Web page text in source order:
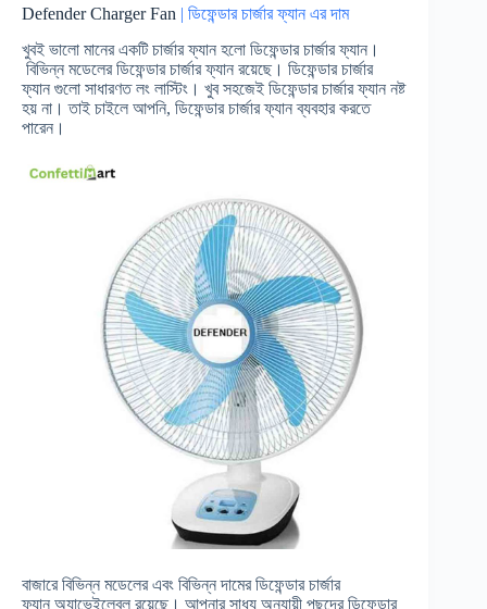
Defender Charger Fan | ডিফেন্ডার চার্জার ফ্যান এর দাম
খুবই ভালো মানের একটি চার্জার ফ্যান হলো ডিফেন্ডার চার্জার ফ্যান।
বিভিন্ন মডেলের ডিফেন্ডার চার্জার ফ্যান রয়েছে। ডিফেন্ডার চার্জার
ফ্যান গুলো সাধারণত লং লাস্টিং। খুব সহজেই ডিফেন্ডার চার্জার ফ্যান নষ্ট
হয় না। তাই চাইলে আপনি, ডিফেন্ডার চার্জার ফ্যান ব্যবহার করতে
পারেন।
বাজারে বিভিন্ন মডেলের এবং বিভিন্ন দামের ডিফেন্ডার চার্জার
ফ্যান অ্যাভেইলেবল রয়েছে। আপনার সাধ্য অনুযায়ী পছন্দের ডিফেন্ডার